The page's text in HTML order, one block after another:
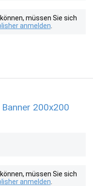
müssen Sie sich
anmelden
200x200
müssen Sie sich
anmelden